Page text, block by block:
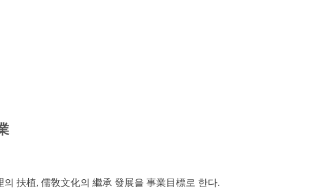
扶植, 儒敎文化의 繼承 發展을 事業目標로 한다.